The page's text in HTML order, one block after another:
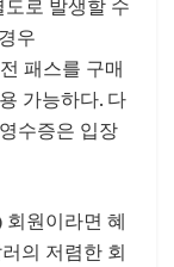
로 발생할 수
우
패스를 구매
가능하다. 다
수증은 입장
원이라면 혜
의 저렴한 회